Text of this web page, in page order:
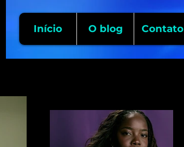
Início O blog Contato